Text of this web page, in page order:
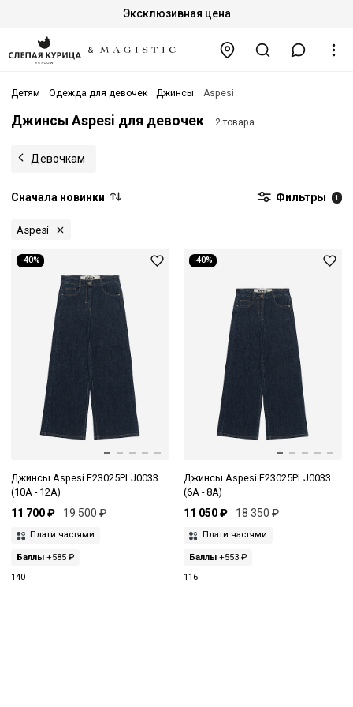
Эксклюзивная цена
Детям Одежда для девочек Джинсы Aspesi
Джинсы Aspesi для девочек 2 товара
Девочкам
Сначала новинки Фильтры 1
Aspesi
-40%
Джинсы Aspesi F23025PLJ0033
(10A - 12A)
11 700 ₽ 19 500 ₽
Плати частями
Баллы +585 ₽
140
-40%
Джинсы Aspesi F23025PLJ0033
(6A - 8A)
11 050 ₽ 18 350 ₽
Плати частями
Баллы+553 ₽
116